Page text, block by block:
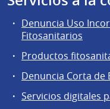
Denuncia Uso
Fitosanitarios
Productos
Denuncia Corta de
Servicios digitales